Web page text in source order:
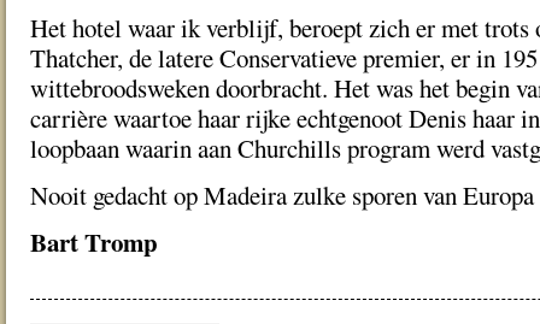
Het hotel waar ik verblijf, beroept zich er met trots
Thatcher, de latere Conservatieve premier, er in
wittebroodsweken doorbracht. Het was het begin
carrière waartoe haar rijke echtgenoot Denis haar
loopbaan waarin aan Churchills program werd
Nooit gedacht op Madeira zulke sporen van
Bart Tromp